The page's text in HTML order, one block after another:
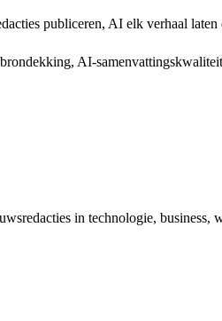
publiceren, AI elk verhaal
AI-
in technologie, business,